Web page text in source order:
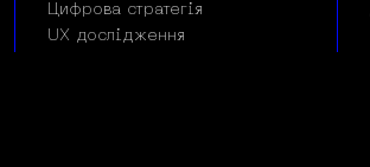
Цифрова стратегія
UX дослідження